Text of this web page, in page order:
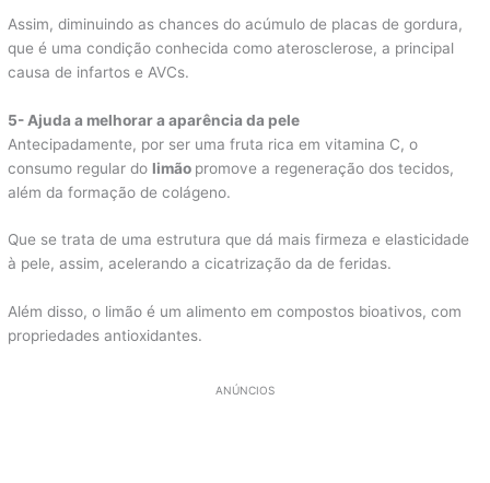
Assim, diminuindo as chances do acúmulo de placas de gordura,
que é uma condição conhecida como aterosclerose, a principal
causa de infartos e AVCs.
5- Ajuda a melhorar a aparência da pele
Antecipadamente, por ser uma fruta rica em vitamina C, o
consumo regular do limão promove a regeneração dos tecidos,
além da formação de colágeno.
Que se trata de uma estrutura que dá mais firmeza e elasticidade
à pele, assim, acelerando a cicatrização da de feridas.
Além disso, o limão é um alimento em compostos bioativos, com
propriedades antioxidantes.
ANÚNCIOS